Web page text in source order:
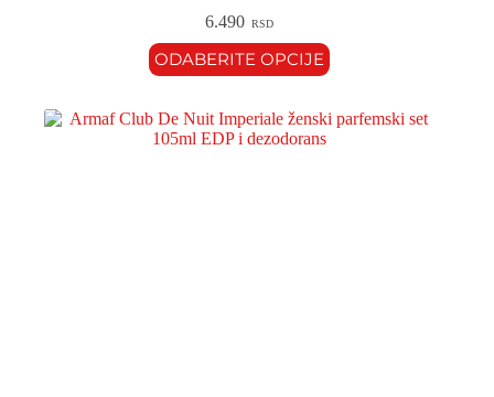
6.490 RSD
ODABERITE OPCIJE